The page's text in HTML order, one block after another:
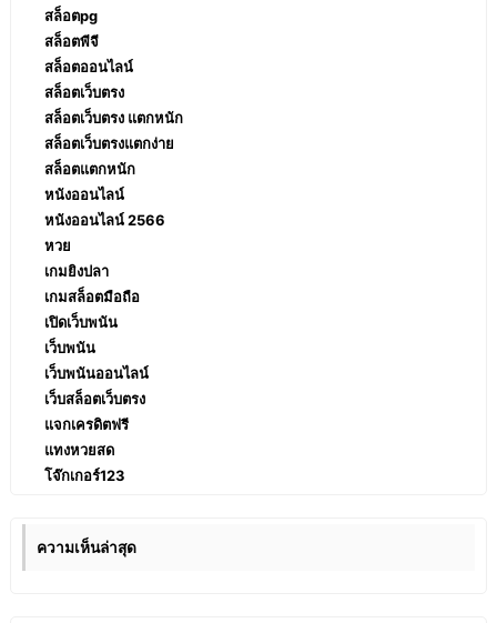
สล็อตpg
สล็อตพีจี
สล็อตออนไลน์
สล็อตเว็บตรง
สล็อตเว็บตรง แตกหนัก
สล็อตเว็บตรงแตกง่าย
สล็อตแตกหนัก
หนังออนไลน์
หนังออนไลน์ 2566
หวย
เกมยิงปลา
เกมสล็อตมือถือ
เปิดเว็บพนัน
เว็บพนัน
เว็บพนันออนไลน์
เว็บสล็อตเว็บตรง
แจกเครดิตฟรี
แทงหวยสด
โจ๊กเกอร์123
ความเห็นล่าสุด